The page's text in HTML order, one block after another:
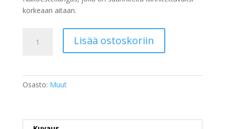
korkeaan aitaan.
aidan
näköestekangas,
Lisää ostoskoriin
Osasto: Muut